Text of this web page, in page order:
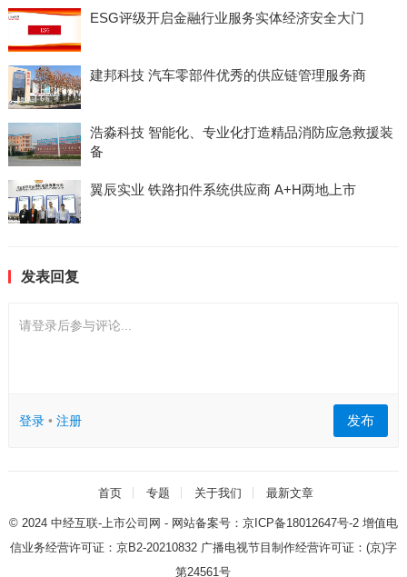
ESG评级开启金融行业服务实体经济安全大门
建邦科技 汽车零部件优秀的供应链管理服务商
浩淼科技 智能化、专业化打造精品消防应急救援装
备
翼辰实业 铁路扣件系统供应商 A+H两地上市
发表回复
请登录后参与评论...
登录• 注册 发布
首页 专题 关于我们 最新文章
© 2024 中经互联-上市公司网 - 网站备案号： 京ICP备18012647号-2增值电
信业务经营许可证： 京B2-20210832广播电视节目制作经营许可证： (京)字
第24561号